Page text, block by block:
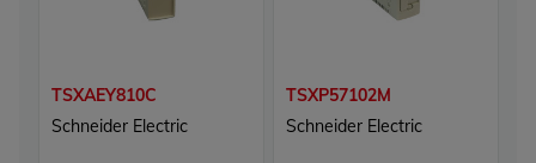
TSXAEY810C
Schneider Electric
TSXP57102M
Schneider Electric